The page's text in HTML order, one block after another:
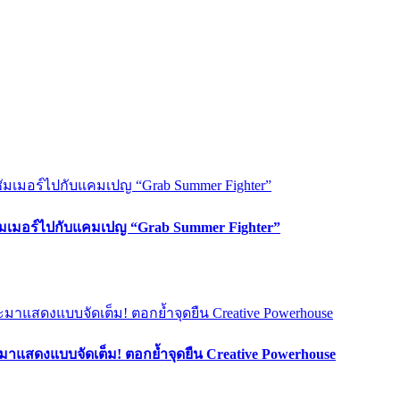
ร์ไปกับแคมเปญ “Grab Summer Fighter”
สดงแบบจัดเต็ม! ตอกย้ำจุดยืน Creative Powerhouse